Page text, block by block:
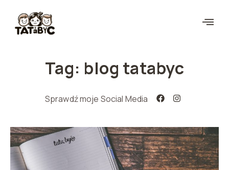
Tag: blog tatabyc
Sprawdź moje Social Media